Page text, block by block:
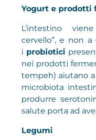
Yogurt e prodotti
L’intestino
cervello”, e non a
i probiotici
nei prodotti
tempeh) aiutano
microbiota
produrre
salute porta ad
Legumi